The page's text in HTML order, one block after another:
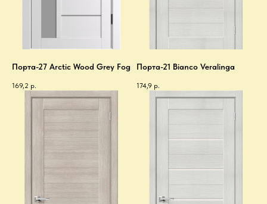
Порта-27 Arctic Wood Grey Fog
169,2 р.
Порта-21 Bianco Veralinga
174,9 р.